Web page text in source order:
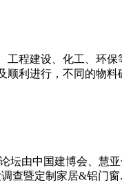
程建设、化工、环
顺利进行，不同的物料
坛由中国建博会、慧
查暨定制家居&铝门窗